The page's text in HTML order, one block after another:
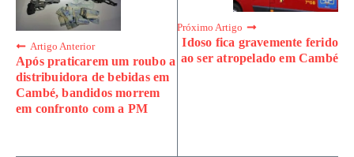
Artigo Anterior
Após praticarem um roubo a
distribuidora de bebidas em
Cambé, bandidos morrem
em confronto com a PM
Próximo Artigo
Idoso fica gravemente ferido
ao ser atropelado em Cambé